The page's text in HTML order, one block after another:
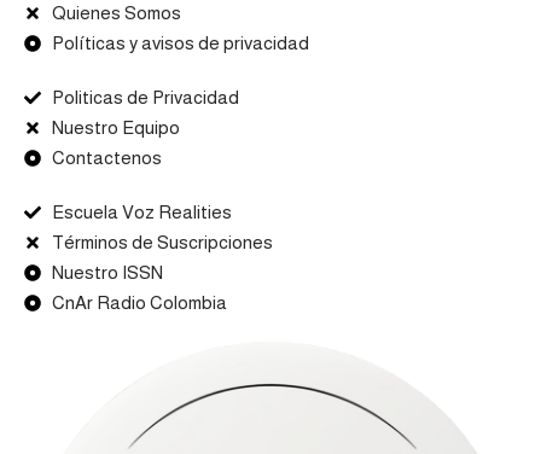
Quienes Somos
Políticas y avisos de privacidad
Politicas de Privacidad
Nuestro Equipo
Contactenos
Escuela Voz Realities
Términos de Suscripciones
Nuestro ISSN
CnAr Radio Colombia